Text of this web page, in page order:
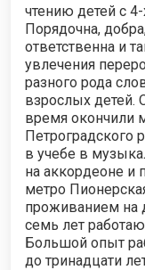
чтению детей с
Порядочна,
ответственна и
увлечения
разного рода
взрослых детей.
время
Петроградского
в учебе в
на аккордеоне и
метро
проживанием на
семь лет
Большой опыт
до тринадцати